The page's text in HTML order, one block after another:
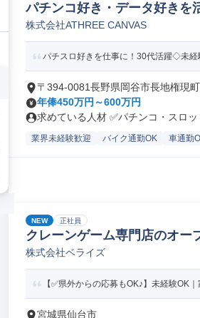
パチンコ好き・データ好きを
株式会社ATHREE CANVAS
パチスロ好きを仕事に！30代活躍◇未経
〒394-0081長野県岡谷市長地権現町
年俸450万円～600万円
求めている人材 ✅パチンコ・スロ
業界未経験歓迎 バイク通勤OK 車通勤
NEW 正社員
クレーンゲーム専門店のオー
株式会社ベライズ
【✅️県外からの応募もOK♪】未経験OK
宮城県仙台市